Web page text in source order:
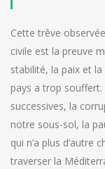
Cette trêve
civile est la preuve
stabilité, la paix et
pays a trop
successives, la
notre sous-sol, la
qui n’a plus d’autre
traverser la